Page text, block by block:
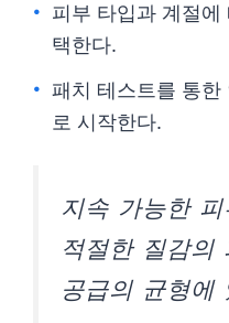
피부 타입과 계절에
택한다.
패치 테스트를 통한
로 시작한다.
지속 가능한
적절한 질감의
공급의 균형에